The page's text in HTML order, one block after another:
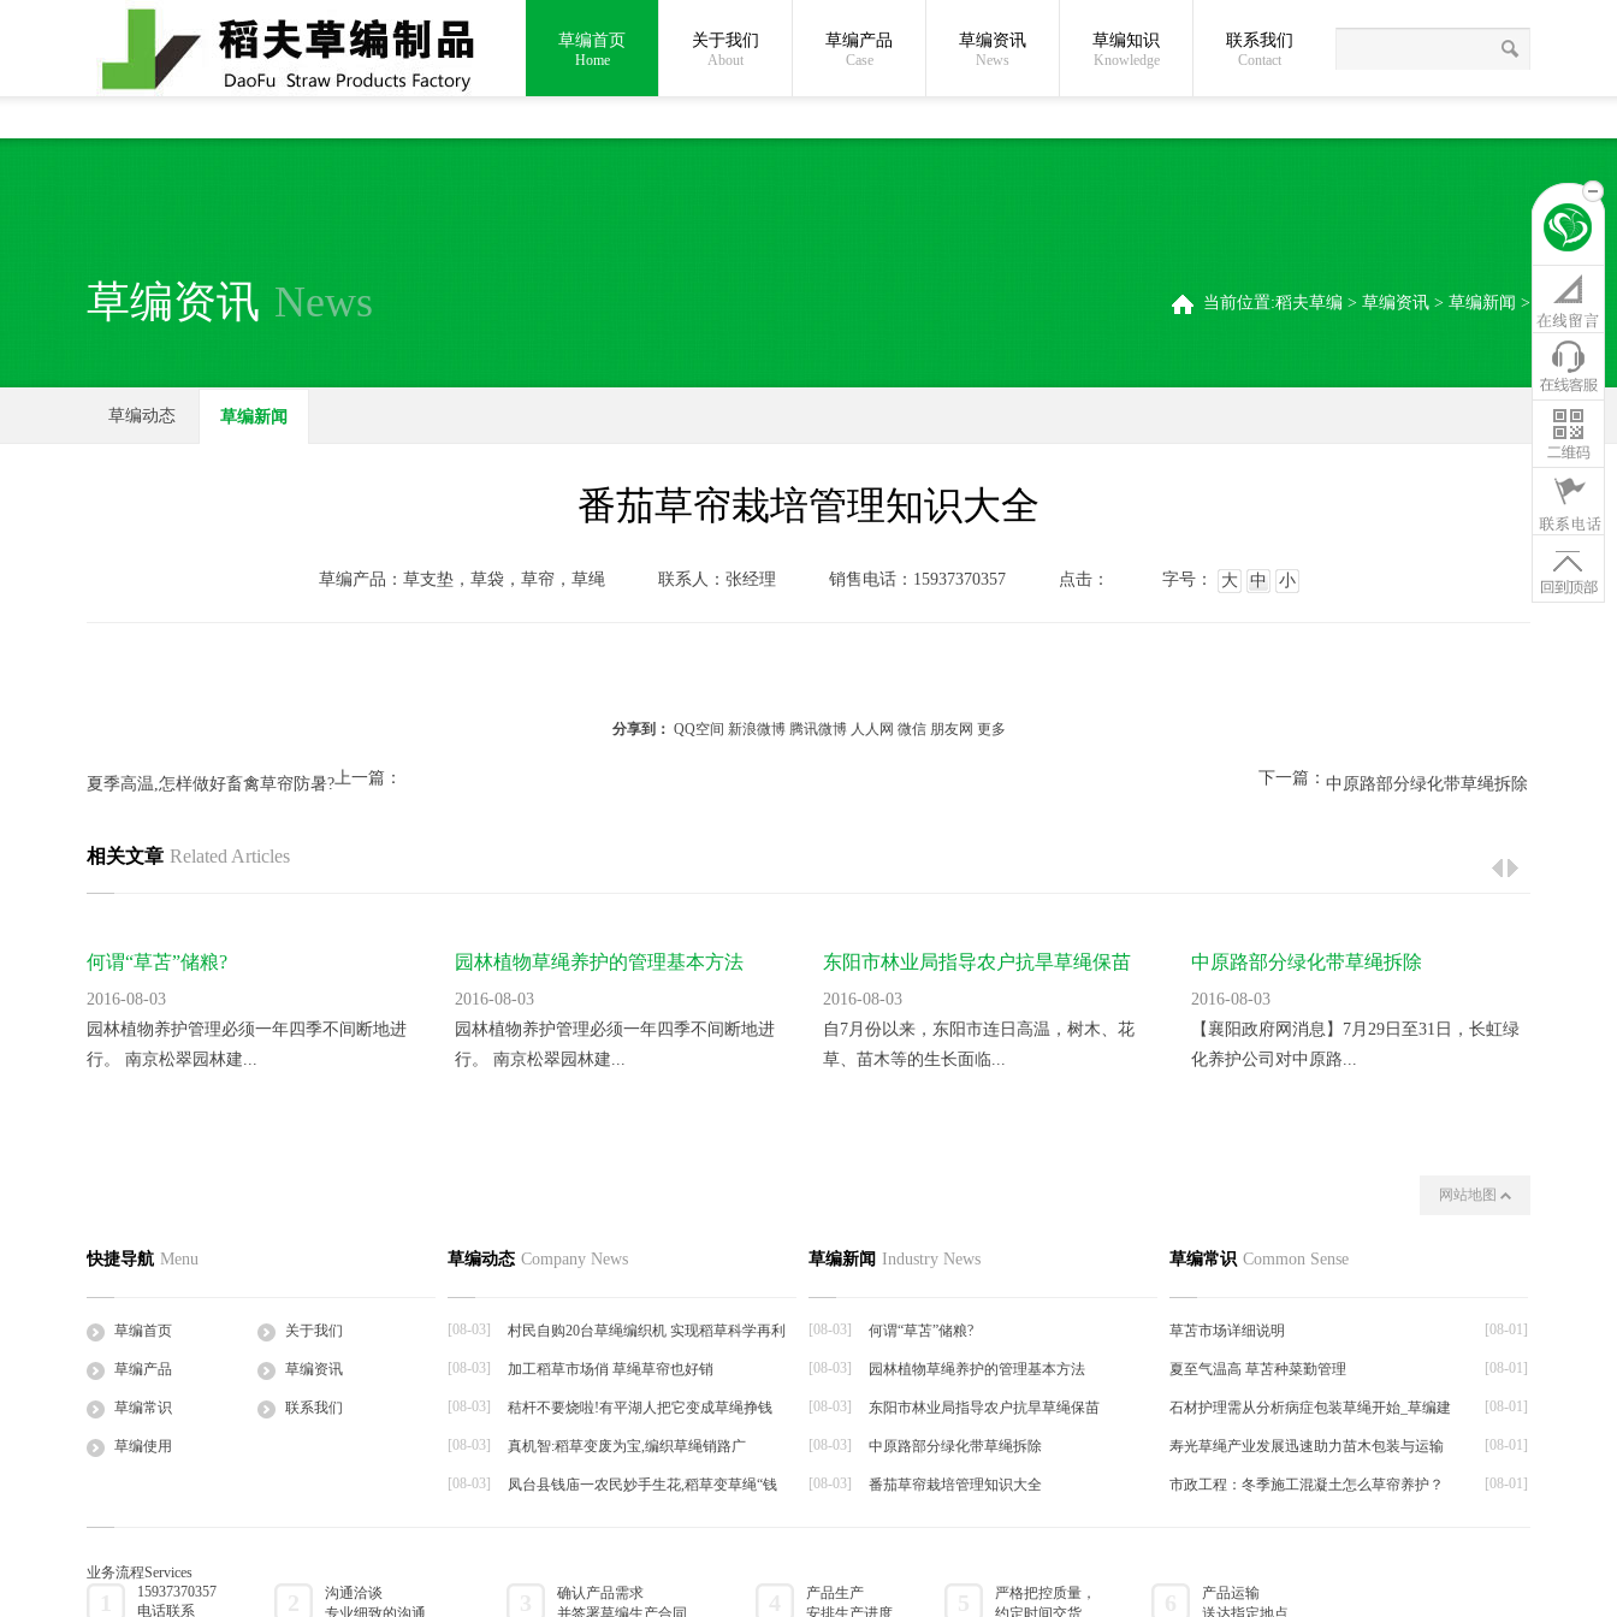
全国统一24小时销售电话：15937370357 在线沟通: 关于我们 草编常识 稻夫草编制品厂
草编首页
Home
关于我们
About
草编产品
Case
草编资讯
News
草编知识
Knowledge
联系我们
Contact
草编资讯 News 当前位置:稻夫草编 > 草编资讯 > 草编新闻 >
草编动态 草编新闻
番茄草帘栽培管理知识大全
草编产品：草支垫，草袋，草帘，草绳 联系人：张经理 销售电话：15937370357 点击： 字号： 大 中 小
分享到： QQ空间 新浪微博 腾讯微博 人人网 微信 朋友网 更多
上一篇：
夏季高温,怎样做好畜禽草帘防暑? 下一篇： 中原路部分绿化带草绳拆除
相关文章 Related Articles
何谓“草苫”储粮?
2016-08-03
园林植物养护管理必须一年四季不间断地进
行。 南京松翠园林建...
园林植物草绳养护的管理基本方法
2016-08-03
园林植物养护管理必须一年四季不间断地进
行。 南京松翠园林建...
东阳市林业局指导农户抗旱草绳保苗
2016-08-03
自7月份以来，东阳市连日高温，树木、花
草、苗木等的生长面临...
中原路部分绿化带草绳拆除
2016-08-03
【襄阳政府网消息】7月29日至31日，长虹绿
化养护公司对中原路...
2016-07-31
一、河蟹起捕 秋同起，蟹脚痒，这时河蟹将
开始从淡水爬向海区...
2016-07-31
苗木包装运输应注意什么问题？远运苗木必须
包装好。大苗50株...
网站地图
草支垫
草棒
大棚草帘
草袋
草绳
草片
快捷导航 Menu
草编首页 关于我们
草编产品 草编资讯
草编常识 联系我们
草编使用
草编动态 Company News
[08-03] 村民自购20台草绳编织机 实现稻草科学再利
[08-03] 加工稻草市场俏 草绳草帘也好销
[08-03] 秸杆不要烧啦!有平湖人把它变成草绳挣钱
[08-03] 真机智:稻草变废为宝,编织草绳销路广
[08-03] 凤台县钱庙一农民妙手生花,稻草变草绳“钱
草编新闻 Industry News
[08-03] 何谓“草苫”储粮?
[08-03] 园林植物草绳养护的管理基本方法
[08-03] 东阳市林业局指导农户抗旱草绳保苗
[08-03] 中原路部分绿化带草绳拆除
[08-03] 番茄草帘栽培管理知识大全
草编常识 Common Sense
[08-01]
草苫市场详细说明
[08-01]
夏至气温高 草苫种菜勤管理
[08-01]
石材护理需从分析病症包装草绳开始_草编建
[08-01]
寿光草绳产业发展迅速助力苗木包装与运输
[08-01]
市政工程：冬季施工混凝土怎么草帘养护？
业务流程Services
15937370357
电话联系
沟通洽谈
专业细致的沟通
确认产品需求
并签署草编生产合同
产品生产
安排生产进度
严格把控质量，
约定时间交货
产品运输
送达指定地点